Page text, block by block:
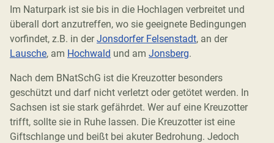
Im Naturpark ist sie bis in die Hochlagen verbreitet und
überall dort anzutreffen, wo sie geeignete Bedingungen
vorfindet, z.B. in derJonsdorfer Felsenstadt, an der
Lausche, am Hochwald und am Jonsberg.
Nach dem BNatSchG ist die Kreuzotter besonders
geschützt und darf nicht verletzt oder getötet werden. In
Sachsen ist sie stark gefährdet. Wer auf eine Kreuzotter
trifft, sollte sie in Ruhe lassen. Die Kreuzotter ist eine
Giftschlange und beißt bei akuter Bedrohung. Jedoch